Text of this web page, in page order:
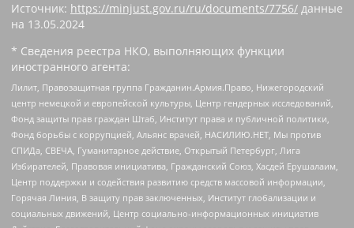
Источник: https://minjust.gov.ru/ru/documents/7756/ данные
на 13.05.2024
* Сведения реестра НКО, выполняющих функции
иностранного агента:
Лилит, Правозащитная группа Гражданин.Армия.Право, Нижегородский
центр немецкой и европейской культуры, Центр гендерных исследований,
Фонд защиты прав граждан Штаб, Институт права и публичной политики,
Фонд борьбы с коррупцией, Альянс врачей, НАСИЛИЮ.НЕТ, Мы против
СПИДа, СВЕЧА, Гуманитарное действие, Открытый Петербург, Лига
Избирателей, Правовая инициатива, Гражданский Союз, Хасдей Ерушалаим,
Центр поддержки и содействия развитию средств массовой информации,
Горячая Линия, В защиту прав заключенных, Институт глобализации и
социальных движений, Центр социально-информационных инициатив